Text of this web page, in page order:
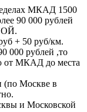
МКАД 1500
90 000 рублей
+ 50 руб/км.
000 рублей ,то
от МКАД до места
(по Москве в
и Московской